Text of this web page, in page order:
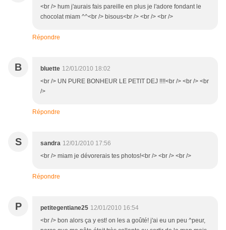
<br /> hum j'aurais fais pareille en plus je l'adore fondant le
chocolat miam ^^<br /> bisous<br /> <br /> <br />
Répondre
B bluette 12/01/2010 18:02
<br /> UN PURE BONHEUR LE PETIT DEJ !!!!<br /> <br /> <br
/>
Répondre
S sandra 12/01/2010 17:56
<br /> miam je dévorerais tes photos!<br /> <br /> <br />
Répondre
P petitegentiane25 12/01/2010 16:54
<br /> bon alors ça y est! on les a goûté! j'ai eu un peu ^peur,